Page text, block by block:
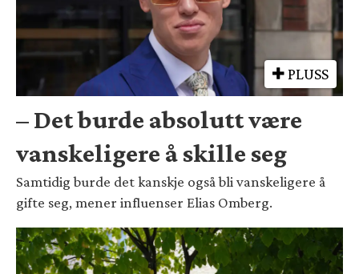
PLUSS
– Det burde absolutt være
vanskeligere å skille seg
Samtidig burde det kanskje også bli vanskeligere å
gifte seg, mener influenser Elias Omberg.